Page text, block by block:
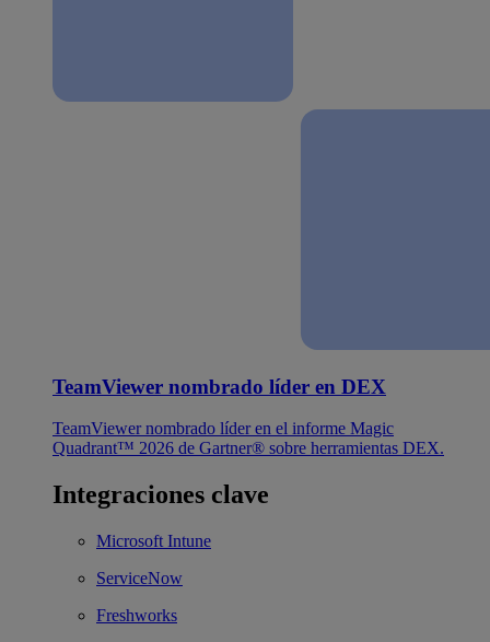
TeamViewer nombrado líder en DEX
TeamViewer nombrado líder en el informe Magic
Quadrant™ 2026 de Gartner® sobre herramientas DEX.
Integraciones clave
Microsoft Intune
ServiceNow
Freshworks